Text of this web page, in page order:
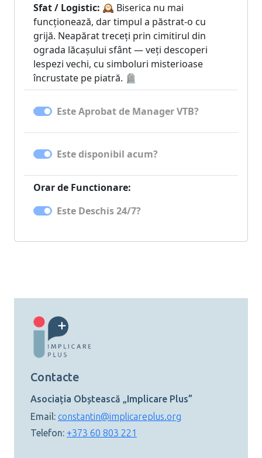
Sfat / Logistic: 🕰️ Biserica nu mai
funcționează, dar timpul a păstrat-o cu
grijă. Neapărat treceți prin cimitirul din
ograda lăcașului sfânt — veți descoperi
lespezi vechi, cu simboluri misterioase
încrustate pe piatră. 🪦
Este Aprobat de Manager VTB?
Este disponibil acum?
Orar de Functionare:
Este Deschis 24/7?
Contacte
Asociația Obștească „Implicare Plus”
Email: constantin@implicareplus.org
Telefon: +373 60 803 221